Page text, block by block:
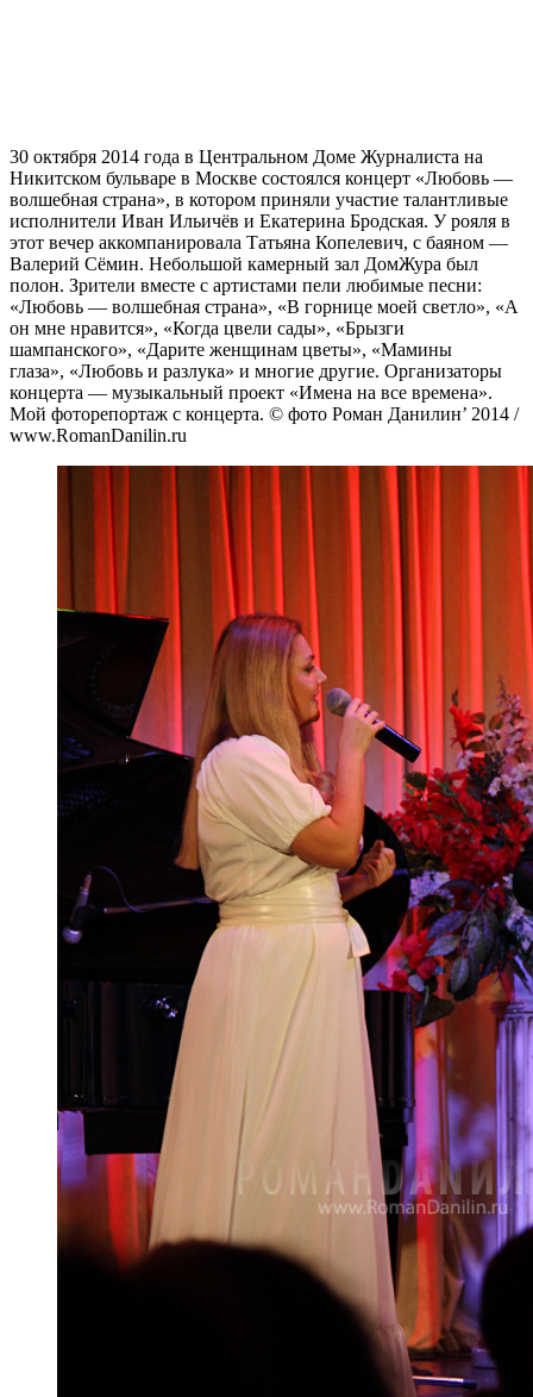
30 октября 2014 года в Центральном Доме Журналиста на
Никитском бульваре в Москве состоялся концерт «Любовь —
волшебная страна», в котором приняли участие талантливые
исполнители Иван Ильичёв и Екатерина Бродская. У рояля в
этот вечер аккомпанировала Татьяна Копелевич, с баяном —
Валерий Сёмин. Небольшой камерный зал ДомЖура был
полон. Зрители вместе с артистами пели любимые песни:
«Любовь — волшебная страна», «В горнице моей светло», «А
он мне нравится», «Когда цвели сады», «Брызги
шампанского», «Дарите женщинам цветы», «Мамины
глаза», «Любовь и разлука» и многие другие. Организаторы
концерта — музыкальный проект «Имена на все времена».
Мой фоторепортаж с концерта. © фото Роман Данилин’ 2014 /
www.RomanDanilin.ru